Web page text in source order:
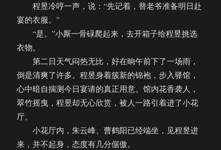
程昱冷哼一声，说：“先记着，替老爷准备明日赴
宴的衣服。”
“是。”小厮一骨碌爬起来，去开箱子给程昱挑选
衣物。
第二日天气闷热无比，好在晌午前下了一场雨，
倒是清爽了许多。程昱身着簇新的锦袍，步入驿馆，
心中暗自揣测今日宴请的真正用意。馆内花香袭人，
翠竹摇曳，程昱却无心欣赏，被人一路引着进了小花
厅。
小花厅内，朱云峰、曹鹤阳已经端坐，见程昱进
来，并不起身，态度有几分倨傲。